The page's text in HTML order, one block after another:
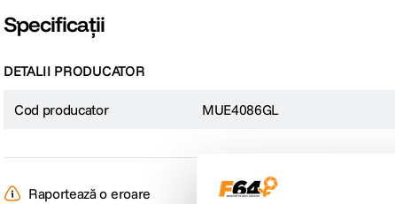
Datorita design-ului elegant si celor 72 LED-uri, plafoniera Xiaomi ofera
Specificații
DETALII PRODUCATOR
Cod producator MUE4086GL
Raportează o eroare